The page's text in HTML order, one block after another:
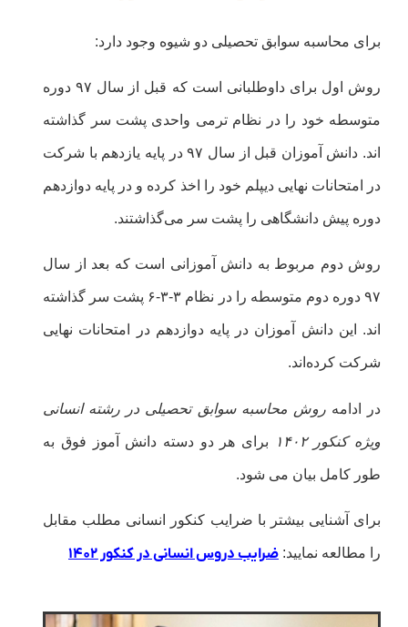
برای محاسبه سوابق تحصیلی دو شیوه وجود دارد:
روش اول برای داوطلبانی است که قبل از سال ۹۷ دوره
متوسطه خود را در نظام ترمی واحدی پشت سر گذاشته
اند. دانش آموزان قبل از سال ۹۷ در پایه یازدهم با شرکت
در امتحانات نهایی دیپلم خود را اخذ کرده و در پایه دوازدهم
دوره پیش دانشگاهی را پشت سر می‌گذاشتند.
روش دوم مربوط به دانش آموزانی است که بعد از سال
۹۷ دوره دوم متوسطه را در نظام ۳-۳-۶ پشت سر گذاشته
اند. این دانش آموزان در پایه دوازدهم در امتحانات نهایی
شرکت کرده‌اند.
در ادامهروش محاسبه سوابق تحصیلی در رشته انسانی
ویژه کنکور ۱۴۰۲ برای هر دو دسته دانش آموز فوق به
طور کامل بیان می شود.
برای آشنایی بیشتر با ضرایب کنکور انسانی مطلب مقابل
را مطالعه نمایید: ضرایب دروس انسانی در کنکور ۱۴۰۲